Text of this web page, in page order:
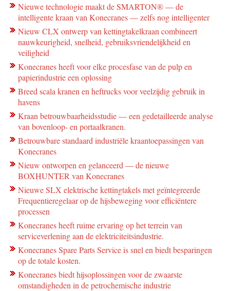
Nieuwe technologie maakt de SMARTON® ― de
intelligente kraan van Konecranes ― zelfs nog intelligenter
Nieuw CLX ontwerp van kettingtakelkraan combineert
nauwkeurigheid, snelheid, gebruiksvriendelijkheid en
veiligheid
Konecranes heeft voor elke procesfase van de pulp en
papierindustrie een oplossing
Breed scala kranen en heftrucks voor veelzijdig gebruik in
havens
Kraan betrouwbaarheidsstudie — een gedetailleerde analyse
van bovenloop- en portaalkranen.
Betrouwbare standaard industriële kraantoepassingen van
Konecranes
Nieuw ontworpen en gelanceerd — de nieuwe
BOXHUNTER van Konecranes
Nieuwe SLX elektrische kettingtakels met geïntegreerde
Frequentieregelaar op de hijsbeweging voor efficiëntere
processen
Konecranes heeft ruime ervaring op het terrein van
serviceverlening aan de elektriciteitsindustrie.
Konecranes Spare Parts Service is snel en biedt besparingen
op de totale kosten.
Konecranes biedt hijsoplossingen voor de zwaarste
omstandigheden in de petrochemische industrie